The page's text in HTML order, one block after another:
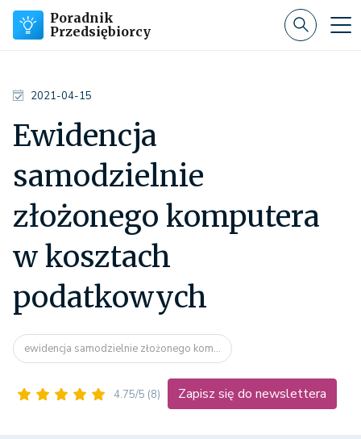
Poradnik
Przedsiębiorcy
2021-04-15
Ewidencja
samodzielnie
złożonego komputera
w kosztach
podatkowych
ewidencja samodzielnie złożonego kom...
4.75/5 (8) Zapisz się do newslettera